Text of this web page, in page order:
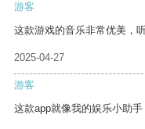
游客
这款游戏的音乐非常优美，
2025-04-27
游客
这款app就像我的娱乐小助手